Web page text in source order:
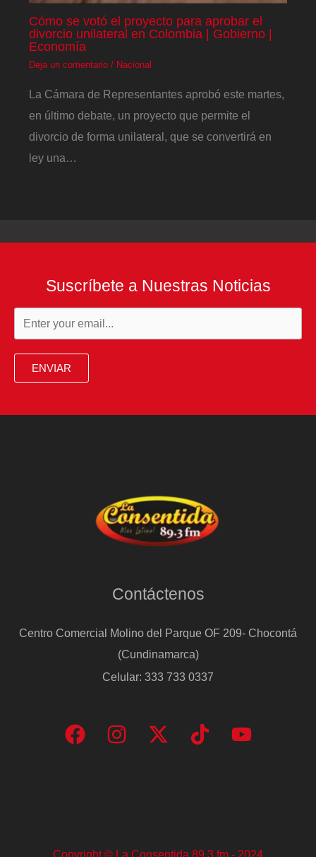
Cómo se votó el proyecto para aprobar el
divorcio unilateral en Colombia | Gobierno |
Economía
Deja un comentario / Nacional
La Cámara de Representantes aprobó este martes,
en último debate, un proyecto que permite el
divorcio de forma unilateral, que se convertirá en
ley una…
Suscríbete a Nuestras Noticias
ENVIAR
Contáctenos
Centro Comercial Molino del Parque OF 209- Chocontá
(Cundinamarca)
Celular: 333 733 0337
Copyright © La Consentida 89.3 fm - 2024